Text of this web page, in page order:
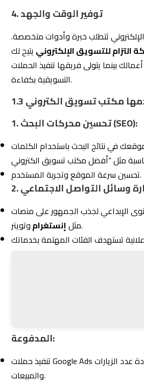
4. توفير الوقت والجهد
تتطلب خبرة وأدوات متخصصة.
التزام للتسويق الإلكتروني يتيح لك
بينما يتولى فريقها تنفيذ الحملات
التسويقية بكفاءة.
1.3مكتب تسويق الكتروني
1. تحسين محركات البحث (SEO):
في نتائج البحث باستخدام الكلمات
تحسين سرعة الموقع وتجربة المستخدم.
الإبداعي لجذب الجمهور على منصات
مثلإنستغرام
وتويتر.